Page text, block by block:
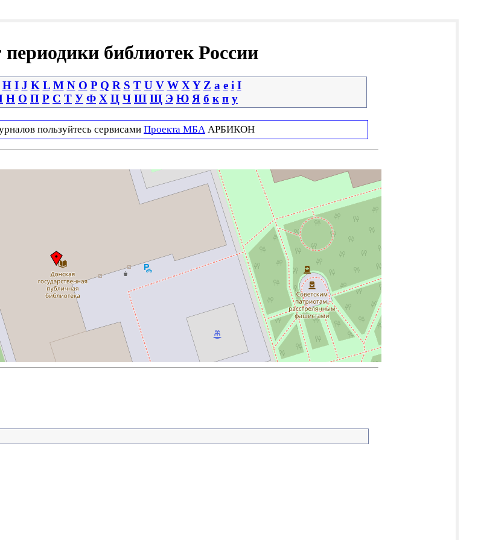
библиотек России
H I J K L M N O P Q R S T U V W X Y Z a e i І
Н О П Р С Т У Ф Х Ц Ч Ш Щ Э Ю Я б к п у
пользуйтесь сервисами Проекта МБА АРБИКОН